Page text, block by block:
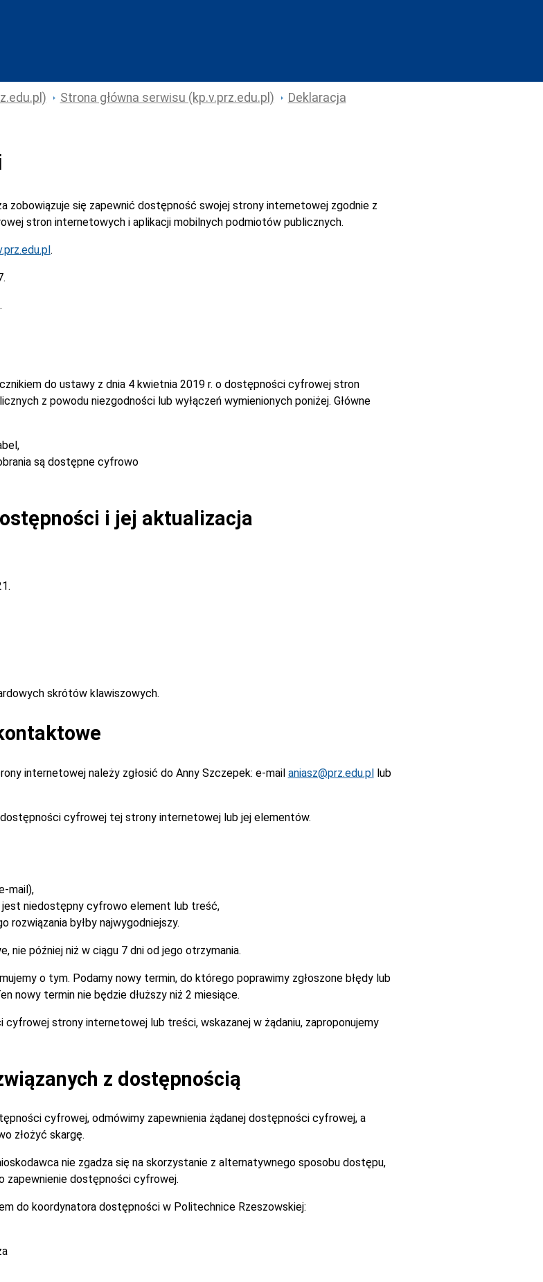
Strona główna serwisu (kp.v.prz.edu.pl)
Deklaracja
zobowiązuje się zapewnić dostępność swojej strony internetowej zgodnie z
stron internetowych i aplikacji mobilnych podmiotów publicznych.
.
do ustawy z dnia 4 kwietnia 2019 r. o dostępności cyfrowej stron
z powodu niezgodności lub wyłączeń wymienionych poniżej. Główne
są dostępne cyfrowo
i jej aktualizacja
skrótów klawiszowych.
internetowej należy zgłosić do Anny Szczepek: e-mail aniasz@prz.edu.pllub
cyfrowej tej strony internetowej lub jej elementów.
mail),
niedostępny cyfrowo element lub treść,
rozwiązania byłby najwygodniejszy.
nie później niż w ciągu 7 dni od jego otrzymania.
o tym. Podamy nowy termin, do którego poprawimy zgłoszone błędy lub
nowy termin nie będzie dłuższy niż 2 miesiące.
strony internetowej lub treści, wskazanej w żądaniu, zaproponujemy
z dostępnością
cyfrowej, odmówimy zapewnienia żądanej dostępności cyfrowej, a
złożyć skargę.
nie zgadza się na skorzystanie z alternatywnego sposobu dostępu,
zapewnienie dostępności cyfrowej.
do koordynatora dostępności w Politechnice Rzeszowskiej: